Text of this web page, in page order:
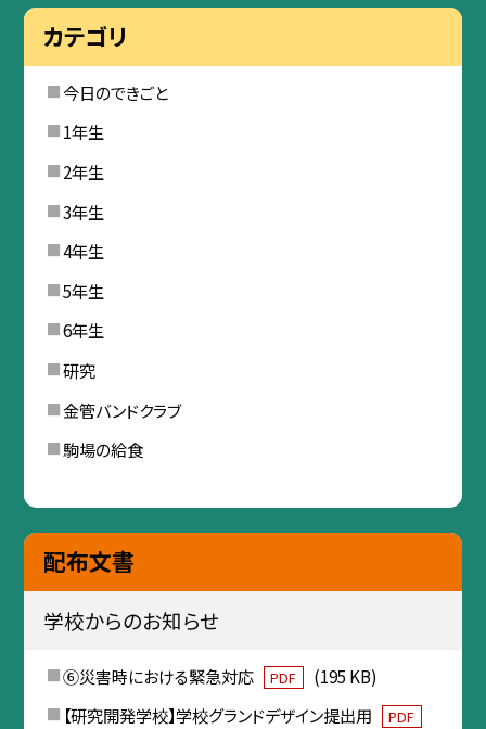
カテゴリ
今日のできごと
1年生
2年生
3年生
4年生
5年生
6年生
研究
金管バンドクラブ
駒場の給食
配布文書
学校からのお知らせ
⑥災害時における緊急対応 PDF
(195 KB)
【研究開発学校】学校グランドデザイン提出用
PDF